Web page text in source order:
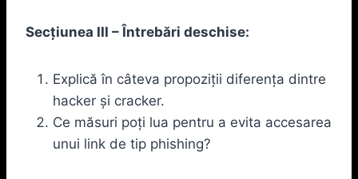
Secțiunea III – Întrebări deschise:
Explică în câteva propoziții diferența dintre
hacker și cracker.
Ce măsuri poți lua pentru a evita accesarea
unui link de tip phishing?